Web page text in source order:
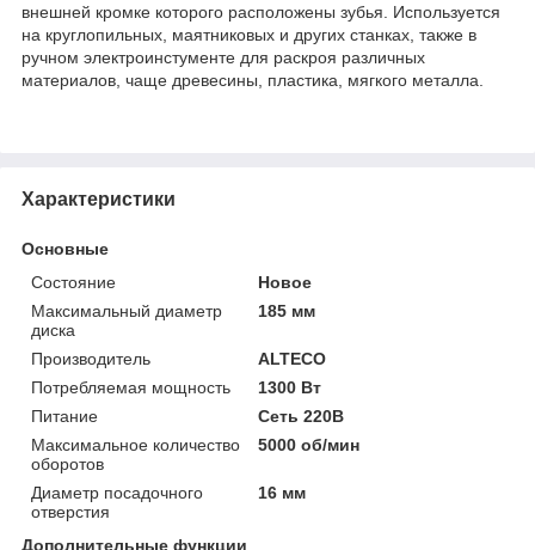
внешней кромке которого расположены зубья. Используется
на круглопильных, маятниковых и других станках, также в
ручном электроинстументе для раскроя различных
материалов, чаще древесины, пластика, мягкого металла.
Характеристики
Основные
Состояние
Новое
Максимальный диаметр
диска
185 мм
Производитель
ALTECO
Потребляемая мощность
1300 Вт
Питание
Сеть 220В
Максимальное количество
оборотов
5000 об/мин
Диаметр посадочного
отверстия
16 мм
Дополнительные функции